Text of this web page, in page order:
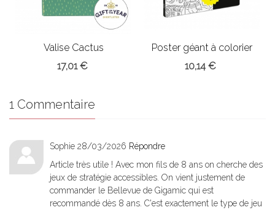
Valise Cactus
17,01 €
Poster géant à colorier
Paris
10,14 €
1 Commentaire
Sophie 28/03/2026 Répondre
Article très utile ! Avec mon fils de 8 ans on cherche des
jeux de stratégie accessibles. On vient justement de
commander le Bellevue de Gigamic qui est
recommandé dès 8 ans. C'est exactement le type de jeu